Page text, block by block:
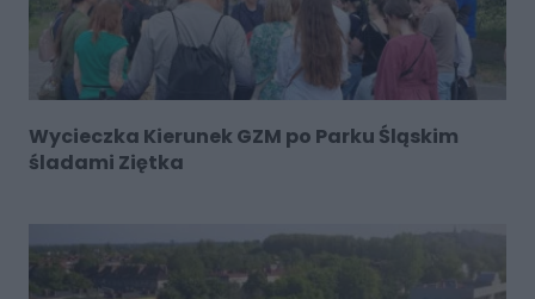
Wycieczka Kierunek GZM po Parku Śląskim
śladami Ziętka